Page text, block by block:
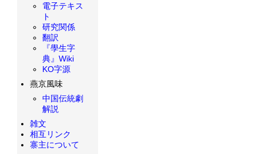
電子テキス
ト
研究関係
翻訳
『學生字
典』Wiki
KO字源
燕京風味
中国伝統劇
解説
雑文
相互リンク
寨主について